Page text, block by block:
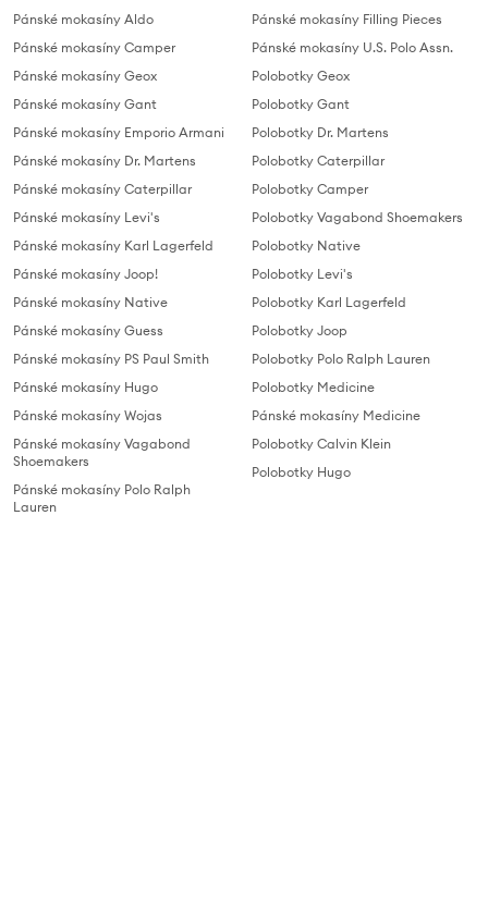
Pánské mokasíny Aldo
Pánské mokasíny Camper
Pánské mokasíny Geox
Pánské mokasíny Gant
Pánské mokasíny Emporio Armani
Pánské mokasíny Dr. Martens
Pánské mokasíny Caterpillar
Pánské mokasíny Levi's
Pánské mokasíny Karl Lagerfeld
Pánské mokasíny Joop!
Pánské mokasíny Native
Pánské mokasíny Guess
Pánské mokasíny PS Paul Smith
Pánské mokasíny Hugo
Pánské mokasíny Wojas
Pánské mokasíny Vagabond
Shoemakers
Pánské mokasíny Polo Ralph
Lauren
Pánské mokasíny Filling Pieces
Pánské mokasíny U.S. Polo Assn.
Polobotky Geox
Polobotky Gant
Polobotky Dr. Martens
Polobotky Caterpillar
Polobotky Camper
Polobotky Vagabond Shoemakers
Polobotky Native
Polobotky Levi's
Polobotky Karl Lagerfeld
Polobotky Joop
Polobotky Polo Ralph Lauren
Polobotky Medicine
Pánské mokasíny Medicine
Polobotky Calvin Klein
Polobotky Hugo